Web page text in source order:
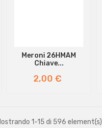
Meroni 26HMAM
Chiave...
Prezzo
2,00 €
1-15 di 596 element(s)